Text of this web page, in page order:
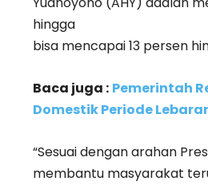
hingga
bisa mencapai 13 persen
Baca juga : Pemerintah
Domestik Periode
“Sesuai dengan arahan
membantu masyarakat